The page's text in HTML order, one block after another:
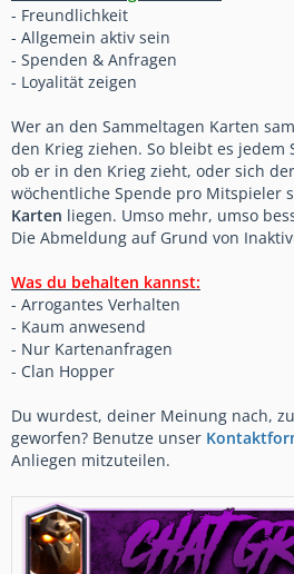
- Freundlichkeit
- Allgemein aktiv sein
- Spenden & Anfragen
- Loyalität zeigen
Wer an den Sammeltagen Karten
den Krieg ziehen. So bleibt es jedem
ob er in den Krieg zieht, oder sich
wöchentliche Spende pro Mitspieler
Karten liegen. Umso mehr, umso
Die Abmeldung auf Grund von
Was du behalten kannst:
- Arrogantes Verhalten
- Kaum anwesend
- Nur Kartenanfragen
- Clan Hopper
Du wurdest, deiner Meinung nach,
geworfen? Benutze unser
Anliegen mitzuteilen.